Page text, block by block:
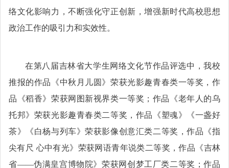
络文化影响力，不断强化守正创新，增强新时代高校思想
政治工作的吸引力和实效性。
在第八届吉林省大学生网络文化节作品评选中，我校
推报的作品《中秋月儿圆》荣获光影趣青春类一等奖，作
品《稻香》荣获网图新视界类一等奖；作品《老年人的乌
托邦》荣获光影趣青春类二等奖，作品《塑魂》《一盏好
茶》《白杨与列车》荣获影像创意汇类二等奖，作品《指
尖有尺 心中有光》荣获网语青年说类二等奖，作品《吉林
省——伪满皇宫博物院》荣获网创梦工厂类二等奖；作品